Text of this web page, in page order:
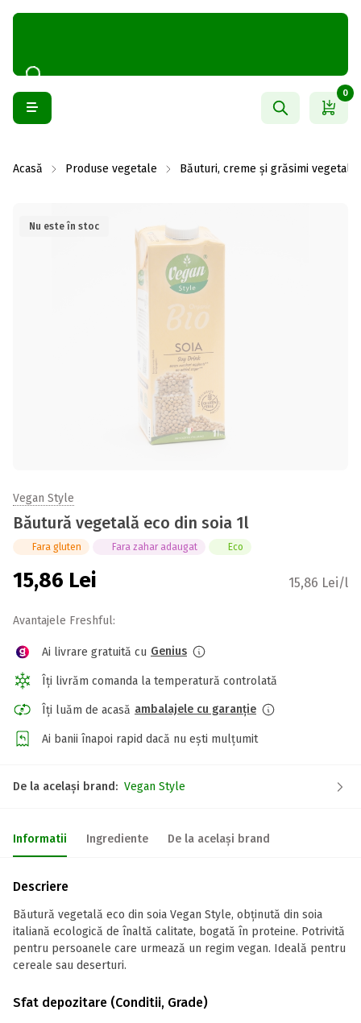
0
Acasă Produse vegetale Băuturi, creme și grăsimi vegetale
Nu este în stoc
Vegan Style
Băutură vegetală eco din soia 1l
Fara gluten Fara zahar adaugat Eco
15,86 Lei 15,86 Lei/l
Avantajele Freshful:
Ai livrare gratuită cu Genius
Îți livrăm comanda la temperatură controlată
Îți luăm de acasă ambalajele cu garanție
Ai banii înapoi rapid dacă nu ești mulțumit
De la același brand: Vegan Style
Informatii Ingrediente De la același brand
Descriere
Băutură vegetală eco din soia Vegan Style, obținută din soia
italiană ecologică de înaltă calitate, bogată în proteine. Potrivită
pentru persoanele care urmează un regim vegan. Ideală pentru
cereale sau deserturi.
Sfat depozitare (Conditii, Grade)